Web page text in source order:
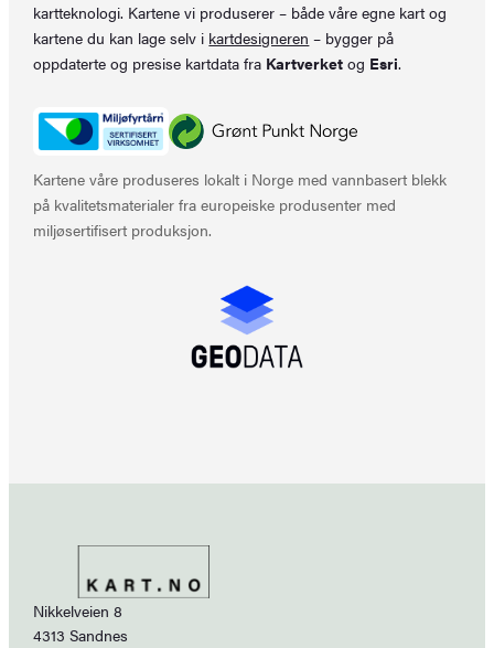
kartteknologi. Kartene vi produserer – både våre egne kart og
kartene du kan lage selv i kartdesigneren – bygger på
oppdaterte og presise kartdata fra Kartverket og Esri.
Kartene våre produseres lokalt i Norge med vannbasert blekk
på kvalitetsmaterialer fra europeiske produsenter med
miljøsertifisert produksjon.
Nikkelveien 8
4313 Sandnes